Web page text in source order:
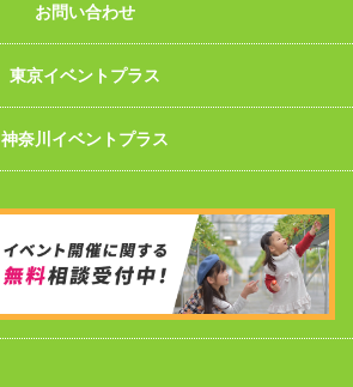
お問い合わせ
東京イベントプラス
神奈川イベントプラス